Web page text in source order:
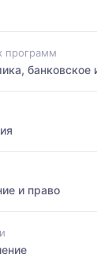
программ
банковское
и право